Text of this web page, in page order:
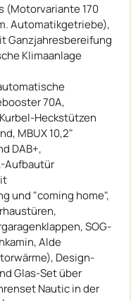
(Motorvariante 170
Automatikgetriebe),
Ganzjahresbereifung
Klimaanlage
70A,
Heckstützen
MBUX 10,2"
DAB+,
Aufbautür
und "coming home",
SOG-
Alde
Design-
Glas-Set über
Nautic in der